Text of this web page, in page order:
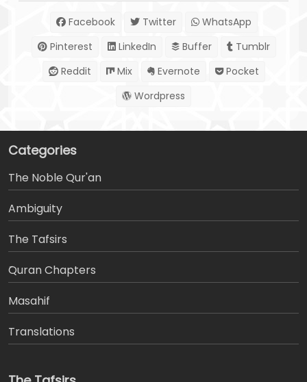
Facebook Twitter
WhatsApp
Pinterest
LinkedIn Buffer
Tumblr
Reddit
Mix Evernote
Pocket
Wordpress
Categories
The Noble Qur'an
Ambiguity
The Tafsirs
َQuran Chapters
Masahif
Translations